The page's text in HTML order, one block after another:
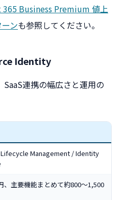
Business Premium 値上
ンも参照してください。
Identity
SaaS連携の幅広さと運用の
Lifecycle Management / Identity
、主要機能まとめて約800〜1,500